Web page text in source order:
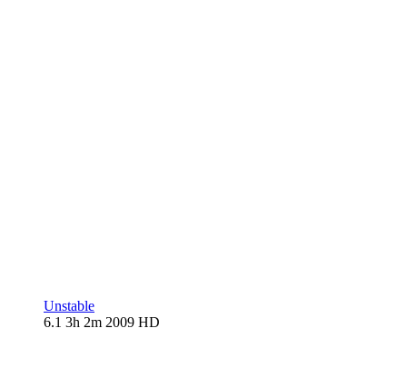
Unstable
6.1 3h 2m 2009 HD